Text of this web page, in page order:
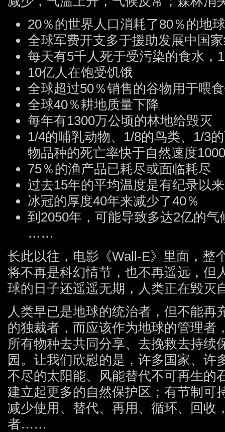
20％的世界人口消耗了80％的地
全球军费开支多于援助发展中国
每天有5千人死于受污染的食水，
10亿人在饱受饥饿
全球超过50％销售的谷物用于喂
全球40％耕地质量下降
每年有1300万公顷的林地给毁灭
1/4的哺乳动物、1/8的鸟类、1/3
物品种的死亡率快于自然速度
75％的渔产品已耗尽或面临耗尽
过去15年的平均温度是有纪录以
冰冠的厚度40年来减少了40％
到2050年，可能导致多达2亿的气
……
长此以往，电影《Wall-E》里面，整
将不再是科幻情节，也不再遥远，但
球的日子还遥遥无期，人类正在毁灭
人类早已是地球的统治者，但不能再
的独裁者，而应该作为地球的管理者
所有物种去共同分享、去挽救去持续
园。让我们欣慰的是，许多国家、许
不尽的太阳能、风能替代不可再生的
建立起更多的自然保护区；有节制可
减少使用、替代、再用、循环、回收
者……